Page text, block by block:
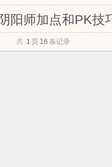
阳师加点和PK技
共 1 页 16 条记录